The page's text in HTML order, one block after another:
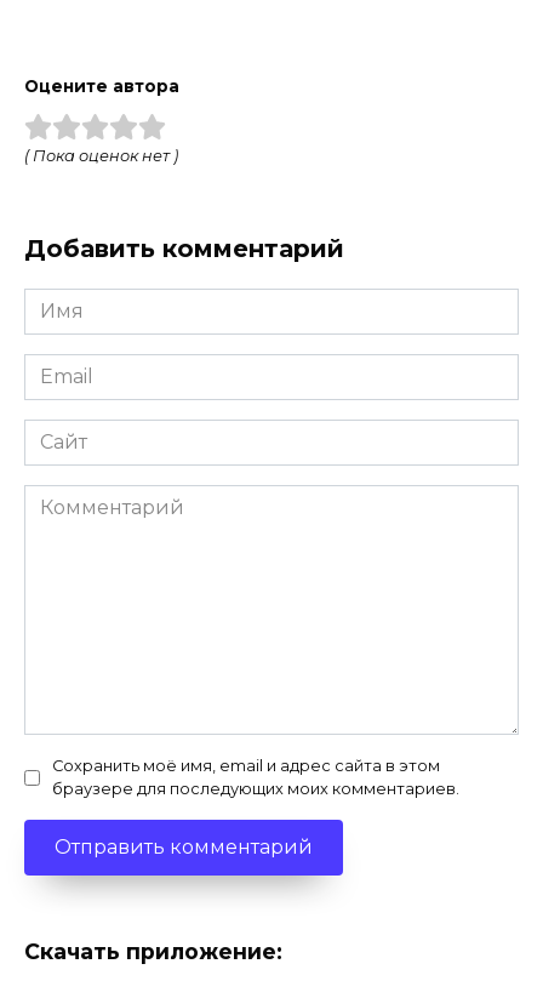
Оцените автора
( Пока оценок нет )
Добавить комментарий
Имя
*
Email
*
Сайт
Комментарий
Сохранить моё имя, email и адрес сайта в этом
браузере для последующих моих комментариев.
Скачать приложение: